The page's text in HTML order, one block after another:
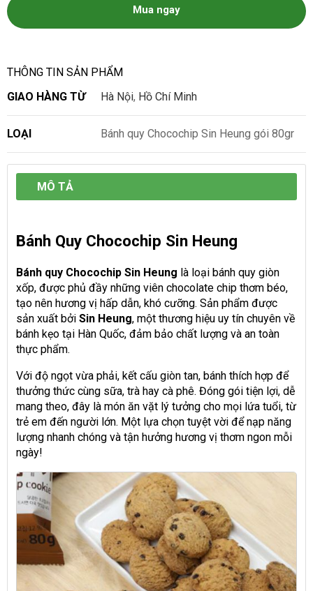
Mua ngay
THÔNG TIN SẢN PHẨM
GIAO HÀNG TỪ
Hà Nội, Hồ Chí Minh
LOẠI Bánh quy Chocochip Sin Heung gói 80gr
MÔ TẢ
Bánh Quy Chocochip Sin Heung
Bánh quy Chocochip Sin Heung là loại bánh quy giòn
xốp, được phủ đầy những viên chocolate chip thơm béo,
tạo nên hương vị hấp dẫn, khó cưỡng. Sản phẩm được
sản xuất bởi Sin Heung, một thương hiệu uy tín chuyên về
bánh kẹo tại Hàn Quốc, đảm bảo chất lượng và an toàn
thực phẩm.
Với độ ngọt vừa phải, kết cấu giòn tan, bánh thích hợp để
thưởng thức cùng sữa, trà hay cà phê. Đóng gói tiện lợi, dễ
mang theo, đây là món ăn vặt lý tưởng cho mọi lứa tuổi, từ
trẻ em đến người lớn. Một lựa chọn tuyệt vời để nạp năng
lượng nhanh chóng và tận hưởng hương vị thơm ngon mỗi
ngày!